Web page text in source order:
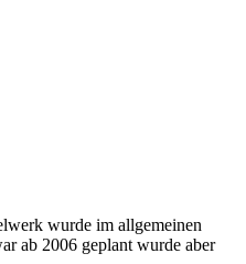
wurde im allgemeinen
ab 2006 geplant wurde aber